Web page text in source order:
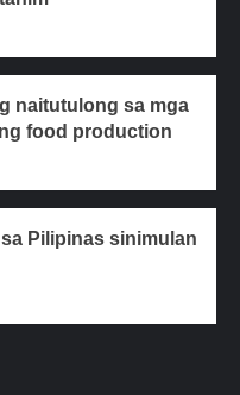
naitutulong sa mga
food production
Pilipinas sinimulan